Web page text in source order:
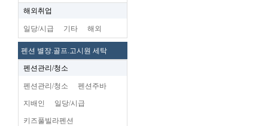
해외취업
일당/시급 기타 해외
펜션 별장.골프.고시원 세탁
펜션관리/청소
펜션관리/청소 펜션주바
지배인 일당/시급
키즈풀빌라펜션